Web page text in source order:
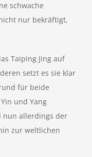
schwache
nur bekräftigt,
Taiping Jing auf
setzt es sie klar
für beide
und Yang
nun allerdings der
zur weltlichen